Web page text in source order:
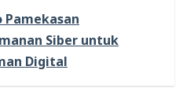
Siber untuk
Digital